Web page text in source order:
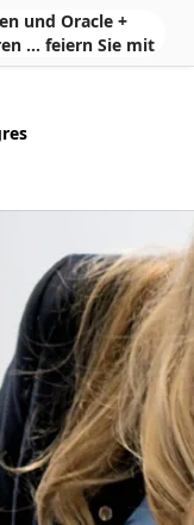
und Oracle +
... feiern Sie mit